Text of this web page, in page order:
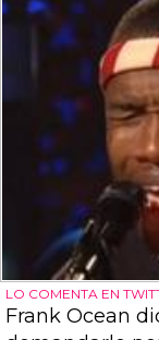
LO COMENTA EN
Frank Ocean